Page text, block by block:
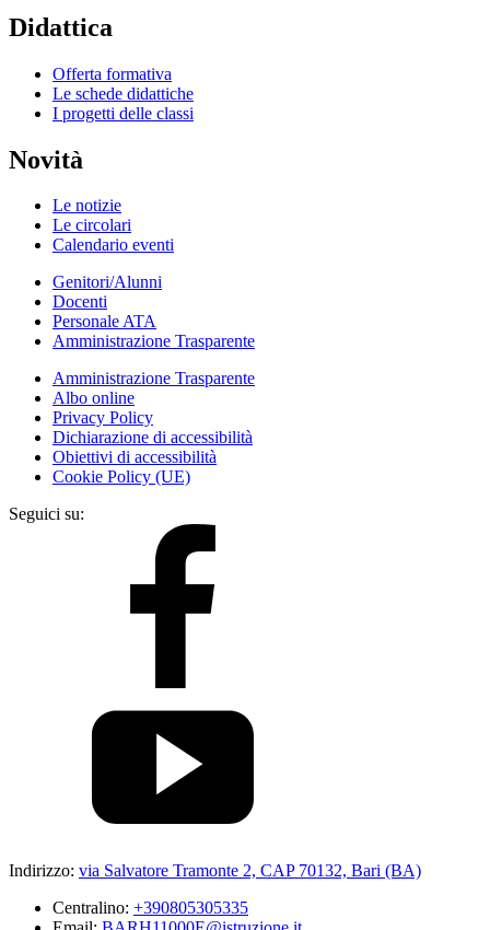
Didattica
Offerta formativa
Le schede didattiche
I progetti delle classi
Novità
Le notizie
Le circolari
Calendario eventi
Genitori/Alunni
Docenti
Personale ATA
Amministrazione Trasparente
Amministrazione Trasparente
Albo online
Privacy Policy
Dichiarazione di accessibilità
Obiettivi di accessibilità
Cookie Policy (UE)
Seguici su:
Indirizzo: via Salvatore Tramonte 2, CAP 70132, Bari (BA)
Centralino: +390805305335